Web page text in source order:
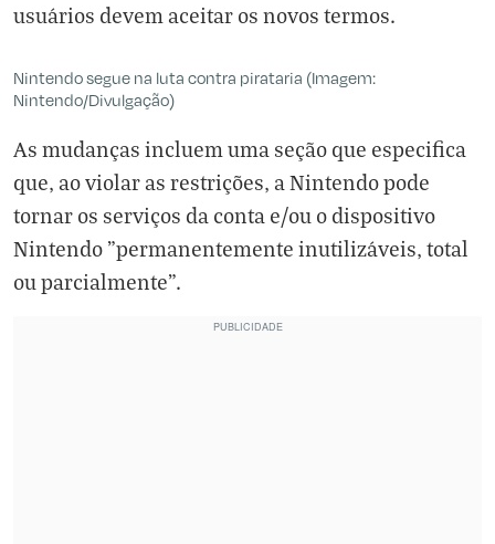
usuários devem aceitar os novos termos.
Nintendo segue na luta contra pirataria (Imagem:
Nintendo/Divulgação)
As mudanças incluem uma seção que especifica
que, ao violar as restrições, a Nintendo pode
tornar os serviços da conta e/ou o dispositivo
Nintendo "permanentemente inutilizáveis, total
ou parcialmente".